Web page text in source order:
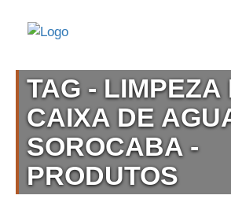
TAG - LIMPEZA
CAIXA DE
SOROCABA -
PRODUTOS